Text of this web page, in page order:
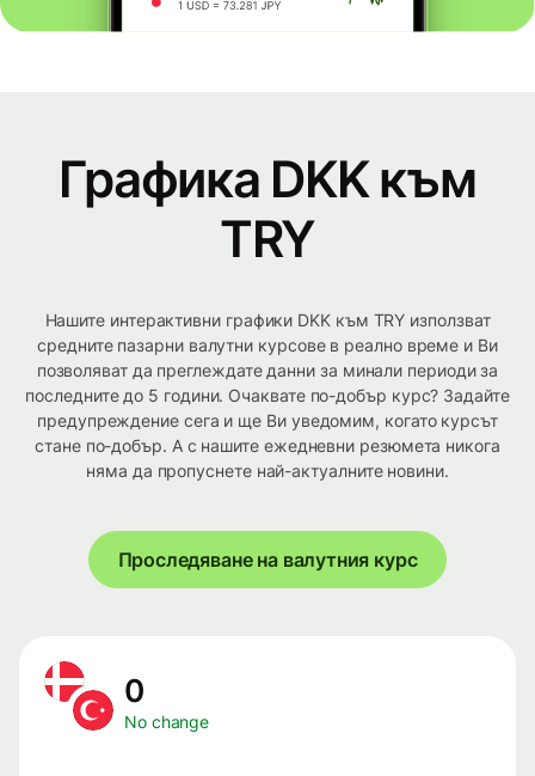
Графика DKK към
TRY
Нашите интерактивни графики DKK към TRY използват
средните пазарни валутни курсове в реално време и Ви
позволяват да преглеждате данни за минали периоди за
последните до 5 години. Очаквате по-добър курс? Задайте
предупреждение сега и ще Ви уведомим, когато курсът
стане по-добър. А с нашите ежедневни резюмета никога
няма да пропуснете най-актуалните новини.
Проследяване на валутния курс
0
No change